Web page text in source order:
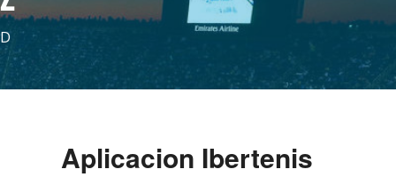
Aplicacion Ibertenis